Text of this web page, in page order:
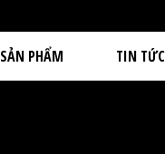
SẢN PHẨM TIN TỨC